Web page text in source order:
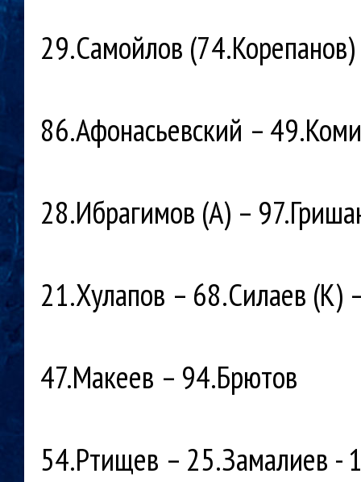
29.Самойлов (74.Корепанов)
86.Афонасьевский –
28.Ибрагимов (А) –
21.Хулапов – 68.Силаев (К)
47.Макеев – 94.Брютов
54.Ртищев – 25.Замалиев -